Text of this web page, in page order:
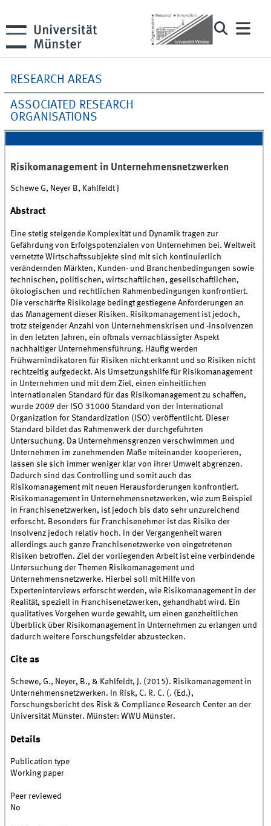
RESEARCH AREAS
ASSOCIATED RESEARCH
ORGANISATIONS
Risikomanagement in Unternehmensnetzwerken
Schewe G, Neyer B, Kahlfeldt J
Abstract
Eine stetig steigende Komplexität und Dynamik tragen zur
Gefährdung von Erfolgspotenzialen von Unternehmen bei. Weltweit
vernetzte Wirtschaftssubjekte sind mit sich kontinuierlich
verändernden Märkten, Kunden- und Branchenbedingungen sowie
technischen, politischen, wirtschaftlichen, gesellschaftlichen,
ökologischen und rechtlichen Rahmenbedingungen konfrontiert.
Die verschärfte Risikolage bedingt gestiegene Anforderungen an
das Management dieser Risiken. Risikomanagement ist jedoch,
trotz steigender Anzahl von Unternehmenskrisen und -insolvenzen
in den letzten Jahren, ein oftmals vernachlässigter Aspekt
nachhaltiger Unternehmensführung. Häufig werden
Frühwarnindikatoren für Risiken nicht erkannt und so Risiken nicht
rechtzeitig aufgedeckt. Als Umsetzungshilfe für Risikomanagement
in Unternehmen und mit dem Ziel, einen einheitlichen
internationalen Standard für das Risikomanagement zu schaffen,
wurde 2009 der ISO 31000 Standard von der International
Organization for Standardization (ISO) veröffentlicht. Dieser
Standard bildet das Rahmenwerk der durchgeführten
Untersuchung. Da Unternehmensgrenzen verschwimmen und
Unternehmen im zunehmenden Maße miteinander kooperieren,
lassen sie sich immer weniger klar von ihrer Umwelt abgrenzen.
Dadurch sind das Controlling und somit auch das
Risikomanagement mit neuen Herausforderungen konfrontiert.
Risikomanagement in Unternehmensnetzwerken, wie zum Beispiel
in Franchisenetzwerken, ist jedoch bis dato sehr unzureichend
erforscht. Besonders für Franchisenehmer ist das Risiko der
Insolvenz jedoch relativ hoch. In der Vergangenheit waren
allerdings auch ganze Franchisenetzwerke von eingetretenen
Risiken betroffen. Ziel der vorliegenden Arbeit ist eine verbindende
Untersuchung der Themen Risikomanagement und
Unternehmensnetzwerke. Hierbei soll mit Hilfe von
Experteninterviews erforscht werden, wie Risikomanagement in der
Realität, speziell in Franchisenetzwerken, gehandhabt wird. Ein
qualitatives Vorgehen wurde gewählt, um einen ganzheitlichen
Überblick über Risikomanagement in Unternehmen zu erlangen und
dadurch weitere Forschungsfelder abzustecken.
Cite as
Schewe, G., Neyer, B., & Kahlfeldt, J. (2015). Risikomanagement in
Unternehmensnetzwerken. In Risk, C. R. C. (. (Ed.),
Forschungsbericht des Risk & Compliance Research Center an der
Universität Münster. Münster: WWU Münster.
Details
Publication type
Working paper
Peer reviewed
No